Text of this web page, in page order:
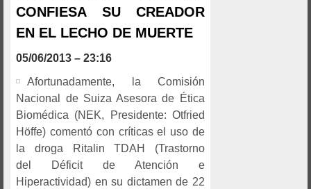
CONFIESA SU CREADOR
EN EL LECHO DE MUERTE
05/06/2013 – 23:16
Afortunadamente, la Comisión
Nacional de Suiza Asesora de Ética
Biomédica (NEK, Presidente: Otfried
Höffe) comentó con críticas el uso de
la droga Ritalin TDAH (Trastorno
del Déficit de Atención e
Hiperactividad) en su dictamen de 22